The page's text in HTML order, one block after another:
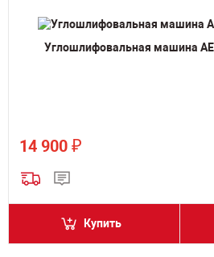
Углошлифовальная машина
14 900 ₽
Купить